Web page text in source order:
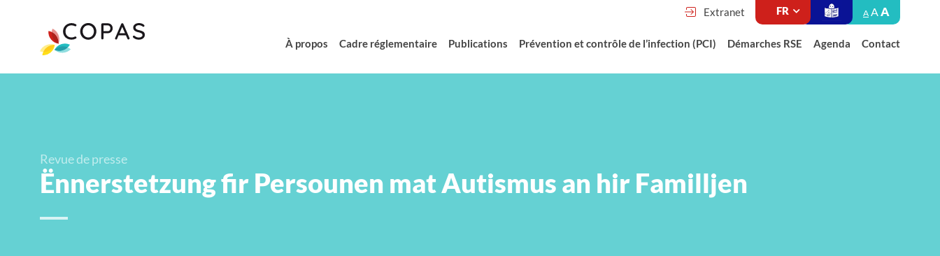
Extranet A AA
À propos Cadre réglementaire Publications Prévention et contrôle de l’infection (PCI) Démarches RSE Agenda Contact
Revue de presse
Ënnerstetzung fir Persounen mat Autismus an hir Familljen